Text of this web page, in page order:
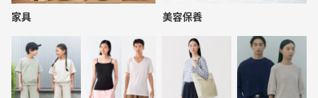
家具 美容保養